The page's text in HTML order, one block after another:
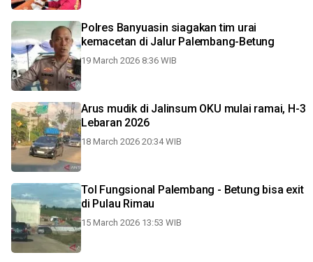
Polres Banyuasin siagakan tim urai
kemacetan di Jalur Palembang-Betung
19 March 2026 8:36 WIB
Arus mudik di Jalinsum OKU mulai ramai, H-3
Lebaran 2026
18 March 2026 20:34 WIB
Tol Fungsional Palembang - Betung bisa exit
di Pulau Rimau
15 March 2026 13:53 WIB